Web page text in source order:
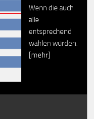
Wenn die auch
alle
entsprechend
wählen würden.
[mehr]